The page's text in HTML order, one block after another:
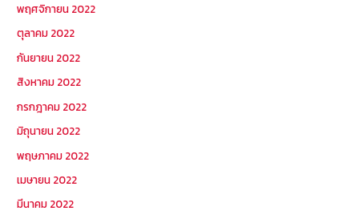
พฤศจิกายน 2022
ตุลาคม 2022
กันยายน 2022
สิงหาคม 2022
กรกฎาคม 2022
มิถุนายน 2022
พฤษภาคม 2022
เมษายน 2022
มีนาคม 2022